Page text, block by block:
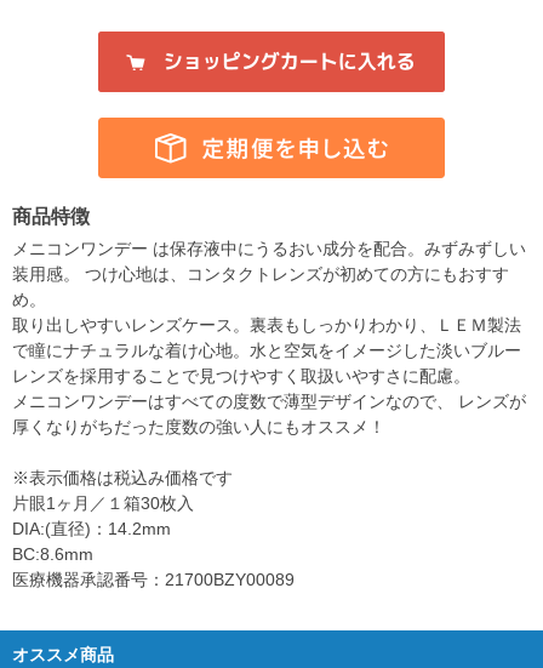
商品特徴
メニコンワンデー は保存液中にうるおい成分を配合。みずみずしい
装用感。 つけ心地は、コンタクトレンズが初めての方にもおすす
め。
取り出しやすいレンズケース。裏表もしっかりわかり、ＬＥＭ製法
で瞳にナチュラルな着け心地。水と空気をイメージした淡いブルー
レンズを採用することで見つけやすく取扱いやすさに配慮。
メニコンワンデーはすべての度数で薄型デザインなので、 レンズが
厚くなりがちだった度数の強い人にもオススメ！
※表示価格は税込み価格です
片眼1ヶ月／１箱30枚入
DIA:(直径)：14.2mm
BC:8.6mm
医療機器承認番号：21700BZY00089
オススメ商品